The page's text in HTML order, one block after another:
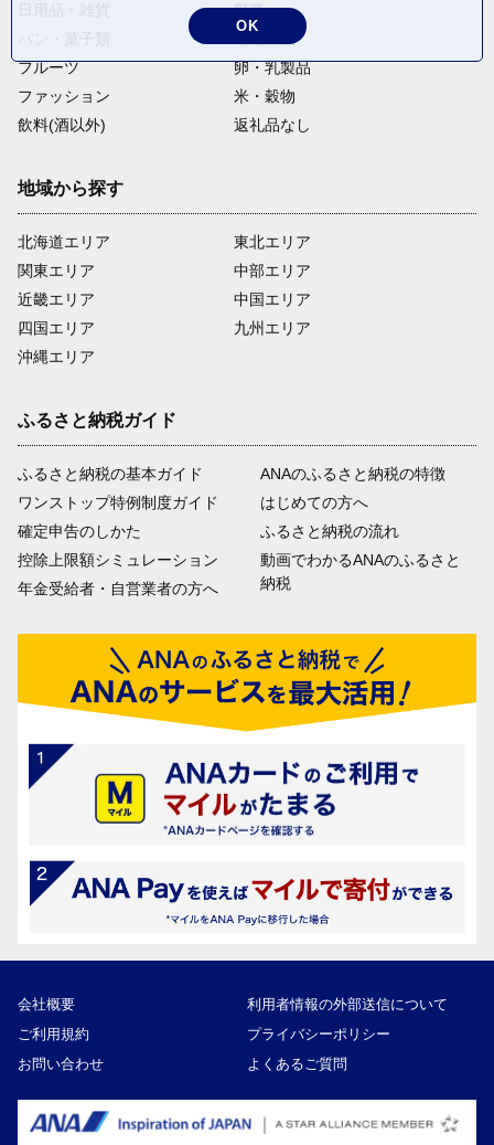
野菜
フルーツ
卵・乳製品
ファッション
米・穀物
飲料(酒以外)
返礼品なし
地域から探す
北海道エリア
関東エリア
近畿エリア
四国エリア
沖縄エリア
東北エリア
中部エリア
中国エリア
九州エリア
ふるさと納税ガイド
ふるさと納税の基本ガイド
ワンストップ特例制度ガイド
確定申告のしかた
控除上限額シミュレーション
年金受給者・自営業者の方へ
ANAのふるさと納税の特徴
はじめての方へ
ふるさと納税の流れ
動画でわかるANAのふるさと
納税
会社概要
利用者情報の外部送信について
ご利用規約
プライバシーポリシー
お問い合わせ
よくあるご質問
OK